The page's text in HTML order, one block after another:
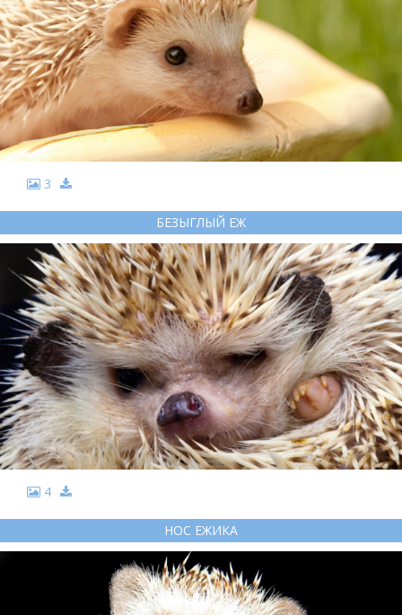
3
БЕЗЫГЛЫЙ ЕЖ
4
НОС ЕЖИКА